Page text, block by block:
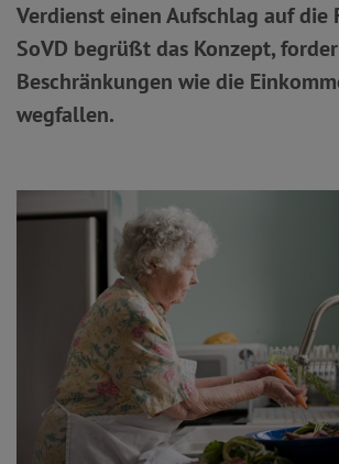
Verdienst einen Aufschlag auf die
SoVD begrüßt das Konzept,
Beschränkungen wie die
wegfallen.